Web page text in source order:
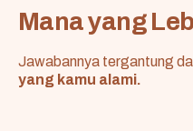
Mana yang
Jawabannya tergantung
yang kamu alami.